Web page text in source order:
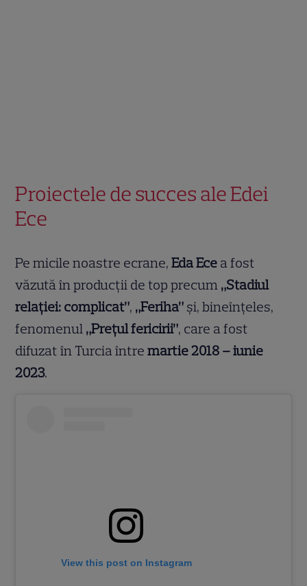
Proiectele de succes ale Edei
Ece
Pe micile noastre ecrane,Eda Ece a fost
văzută în producții de top precum „Stadiul
relației: complicat”, „Feriha” și, bineînțeles,
fenomenul „Prețul fericirii”, care a fost
difuzat în Turcia întremartie 2018 – iunie
2023.
View this post on Instagram